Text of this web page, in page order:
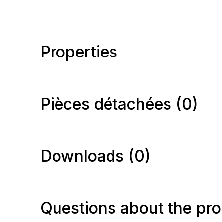
Properties
Pièces détachées (0)
Downloads (0)
Questions about the